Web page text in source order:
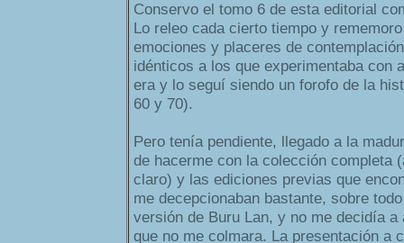
Conservo el tomo 6 de esta editorial
Lo releo cada cierto tiempo y
emociones y placeres de
idénticos a los que experimentaba con
era y lo seguí siendo un forofo de la
60 y 70).
Pero tenía pendiente, llegado a la
de hacerme con la colección completa
claro) y las ediciones previas que
me decepcionaban bastante, sobre
versión de Buru Lan, y no me decidía a
que no me colmara. La presentación a